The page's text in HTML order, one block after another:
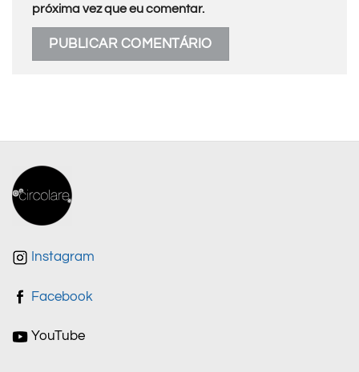
próxima vez que eu comentar.
Instagram
Facebook
YouTube